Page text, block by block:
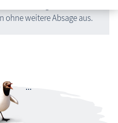
ohne weitere Absage aus.